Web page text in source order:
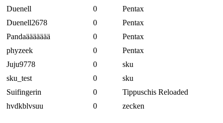
Duenell
0
Pentax
Duenell2678
0
Pentax
Pandaäääääää
0
Pentax
phyzeek
0
Pentax
Juju9778
0
sku
sku_test
0
sku
Suifingerin
0
Tippuschis Reloaded
hvdkblvsuu
0 zecken